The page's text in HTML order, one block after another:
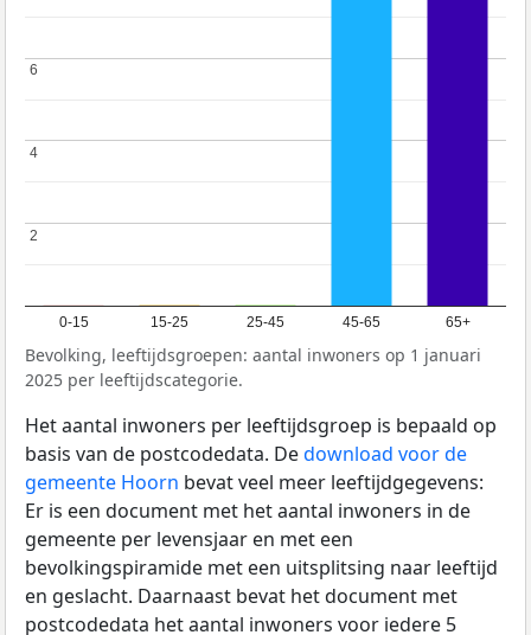
0-15 15-25 25-45 45-65 65+
2
2
4
4
6
6
Bevolking, leeftijdsgroepen: aantal inwoners op 1 januari
2025 per leeftijdscategorie.
Het aantal inwoners per leeftijdsgroep is bepaald op
basis van de postcodedata. Dedownload voor de
gemeente Hoorn bevat veel meer leeftijdgegevens:
Er is een document met het aantal inwoners in de
gemeente per levensjaar en met een
bevolkingspiramide met een uitsplitsing naar leeftijd
en geslacht. Daarnaast bevat het document met
postcodedata het aantal inwoners voor iedere 5